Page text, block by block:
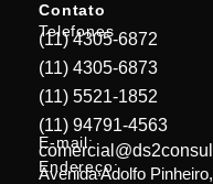
Contato
Telefones
(11) 4305-6872
(11) 4305-6873
(11) 5521-1852
(11) 94791-4563
E-mail:
Endereço:
Avenida Adolfo